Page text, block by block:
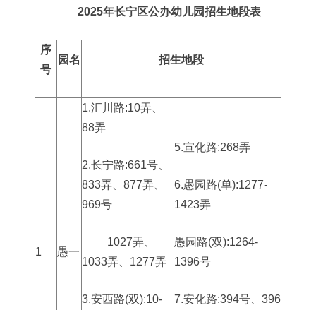
2025年长宁区公办幼儿园招生地段表
序
号
园名 招生地段
1 愚一
1.汇川路:10弄、
88弄
2.长宁路:661号、
833弄、877弄、
969号
1027弄、
1033弄、1277弄
3.安西路(双):10-
5.宣化路:268弄
6.愚园路(单):1277-
1423弄
愚园路(双):1264-
1396号
7.安化路:394号、396